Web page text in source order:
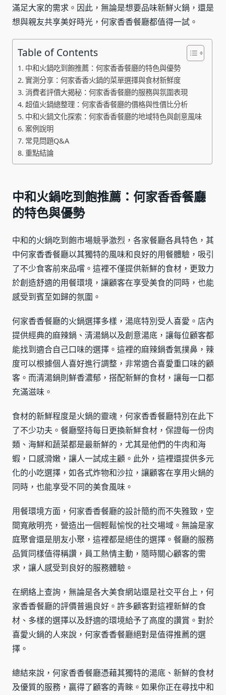
滿足大家的需求。因此，無論是想要品味新鮮火鍋，還是
想與親友共享美好時光，何家香香餐廳都值得一試。
Table of Contents
中和火鍋吃到飽推薦：何家香香餐廳的特色與優勢
實測分享：何家香香火鍋的菜單選擇與食材新鮮度
消費者評價大揭秘：何家香香餐廳的服務與氛圍表現
超值火鍋總整理：何家香香餐廳的價格與性價比分析
中和火鍋文化探索：何家香香餐廳的地域特色與創意風味
案例說明
常見問題Q&A
重點結論
中和火鍋吃到飽推薦：何家香香餐廳
的特色與優勢
中和的火鍋吃到飽市場競爭激烈，各家餐廳各具特色，其
中何家香香餐廳以其獨特的風味和良好的用餐體驗，吸引
了不少食客前來品嚐。這裡不僅提供新鮮的食材，更致力
於創造舒適的用餐環境，讓顧客在享受美食的同時，也能
感受到賓至如歸的氛圍。
何家香香餐廳的火鍋選擇多樣，湯底特別受人喜愛。店內
提供經典的麻辣鍋、清湯鍋以及創意湯底，讓每位顧客都
能找到適合自己口味的選擇。這裡的麻辣鍋香氣撲鼻，辣
度可以根據個人喜好進行調整，非常適合喜愛重口味的顧
客。而清湯鍋則鮮香濃郁，搭配新鮮的食材，讓每一口都
充滿滋味。
食材的新鮮程度是火鍋的靈魂，何家香香餐廳特別在此下
了不少功夫。餐廳堅持每日更換新鮮食材，保證每一份肉
類、海鮮和蔬菜都是最新鮮的，尤其是他們的牛肉和海
蝦，口感滑嫩，讓人一試成主顧。此外，這裡還提供多元
化的小吃選擇，如各式炸物和沙拉，讓顧客在享用火鍋的
同時，也能享受不同的美食風味。
用餐環境方面，何家香香餐廳的設計簡約而不失雅致，空
間寬敞明亮，營造出一個輕鬆愉悅的社交場域。無論是家
庭聚會還是朋友小聚，這裡都是絕佳的選擇。餐廳的服務
品質同樣值得稱讚，員工熱情主動，隨時關心顧客的需
求，讓人感受到良好的服務體驗。
在網絡上查詢，無論是各大美食網站還是社交平台上，何
家香香餐廳的評價普遍良好。許多顧客對這裡新鮮的食
材、多樣的選擇以及舒適的環境給予了高度的讚賞。對於
喜愛火鍋的人來說，何家香香餐廳絕對是值得推薦的選
擇。
總結來說，何家香香餐廳憑藉其獨特的湯底、新鮮的食材
及優質的服務，贏得了顧客的青睞。如果你正在尋找中和